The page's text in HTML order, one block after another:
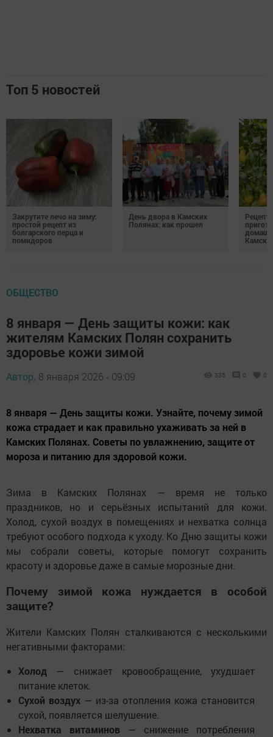
Топ 5 новостей
Закрутите лечо на зиму:
простой рецепт из
болгарского перца и
помидоров
День двора в Камских
Полянах: как прошел
ОБЩЕСТВО
8 января — День защиты кожи: как
жителям Камских Полян сохранить
здоровье кожи зимой
Автор, 8 января 2026 - 09:09 335 0 0
8 января — День защиты кожи. Узнайте, почему зимой
кожа страдает и как правильно ухаживать за ней в
Камских Полянах. Советы по увлажнению, защите от
мороза и питанию для здоровой кожи.
Зима в Камских Полянах — время не только
праздников, но и серьёзных испытаний для кожи.
Холод, сухой воздух в помещениях и нехватка солнца
требуют особого подхода к уходу. Ко Дню защиты кожи
мы собрали советы, которые помогут сохранить
красоту и здоровье даже в самые морозные дни.
Почему зимой кожа нуждается в особой
защите?
Жители Камских Полян сталкиваются с несколькими
негативными факторами:
Холод — снижает кровообращение, ухудшает
питание клеток.
Сухой воздух — из-за отопления кожа становится
сухой, появляется шелушение.
Нехватка витаминов — снижение потребления